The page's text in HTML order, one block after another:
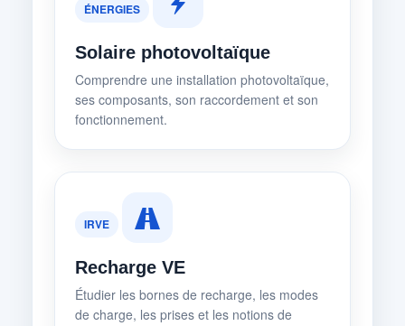
ÉNERGIES
Solaire photovoltaïque
Comprendre une installation photovoltaïque,
ses composants, son raccordement et son
fonctionnement.
IRVE
Recharge VE
Étudier les bornes de recharge, les modes
de charge, les prises et les notions de